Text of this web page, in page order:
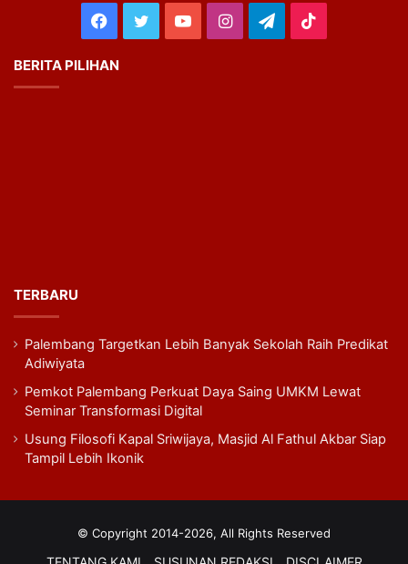
Facebook
TwitterYouTubeInstagram
Telegram
BERITA PILIHAN
TERBARU
Palembang Targetkan Lebih Banyak Sekolah Raih Predikat
Adiwiyata
Pemkot Palembang Perkuat Daya Saing UMKM Lewat
Seminar Transformasi Digital
Usung Filosofi Kapal Sriwijaya, Masjid Al Fathul Akbar Siap
Tampil Lebih Ikonik
© Copyright 2014-2026, All Rights Reserved